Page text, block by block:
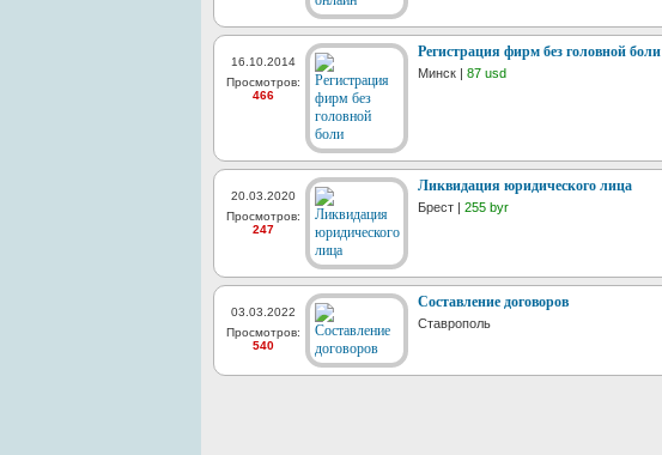
16.10.2014
Просмотров:
466
Регистрация фирм без головной боли
Минск | 87 usd
20.03.2020
Просмотров:
247
Ликвидация юридического лица
Брест | 255 byr
03.03.2022
Просмотров:
540
Составление договоров
Ставрополь